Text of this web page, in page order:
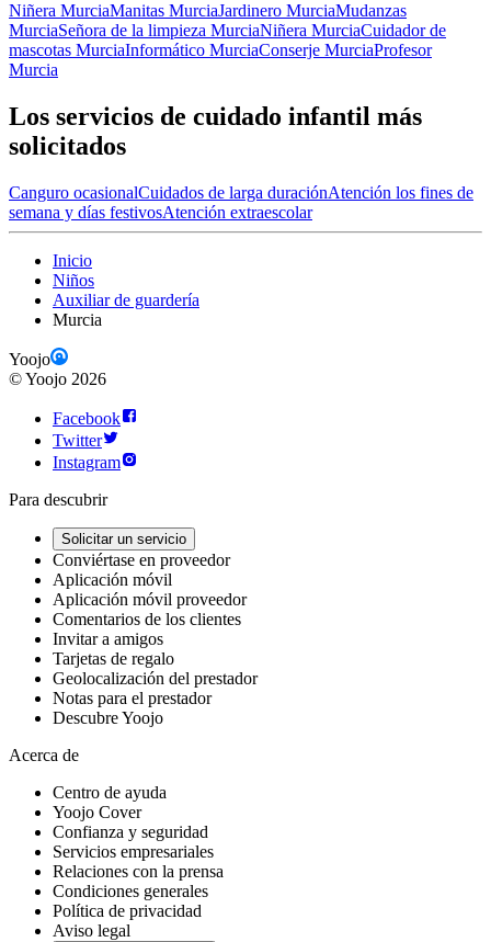
Niñera MurciaManitas MurciaJardinero MurciaMudanzas
MurciaSeñora de la limpieza MurciaNiñera MurciaCuidador de
mascotas MurciaInformático MurciaConserje MurciaProfesor
Murcia
Los servicios de cuidado infantil más
solicitados
Canguro ocasionalCuidados de larga duraciónAtención los fines de
semana y días festivosAtención extraescolar
Inicio
Niños
Auxiliar de guardería
Murcia
Yoojo
©Yoojo 2026
Facebook
Twitter
Instagram
Para descubrir
Solicitar un servicio
Conviértase en proveedor
Aplicación móvil
Aplicación móvil proveedor
Comentarios de los clientes
Invitar a amigos
Tarjetas de regalo
Geolocalización del prestador
Notas para el prestador
Descubre Yoojo
Acerca de
Centro de ayuda
Yoojo Cover
Confianza y seguridad
Servicios empresariales
Relaciones con la prensa
Condiciones generales
Política de privacidad
Aviso legal